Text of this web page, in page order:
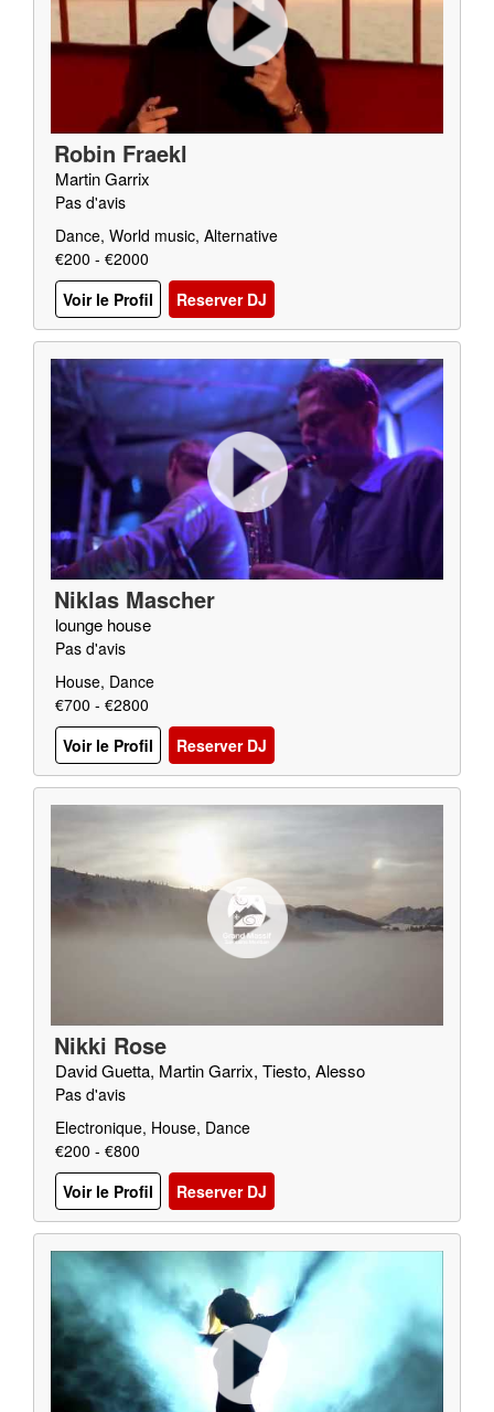
Robin Fraekl
Martin Garrix
Pas d'avis
Dance, World music, Alternative
€200 - €2000
Voir le Profil
Reserver DJ
Niklas Mascher
lounge house
Pas d'avis
House, Dance
€700 - €2800
Voir le Profil
Reserver DJ
Nikki Rose
David Guetta, Martin Garrix, Tiesto, Alesso
Pas d'avis
Electronique, House, Dance
€200 - €800
Voir le Profil
Reserver DJ